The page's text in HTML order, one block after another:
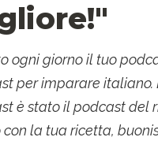
ogni giorno il tuo
per imparare italiano.
è stato il podcast del
con la tua ricetta,